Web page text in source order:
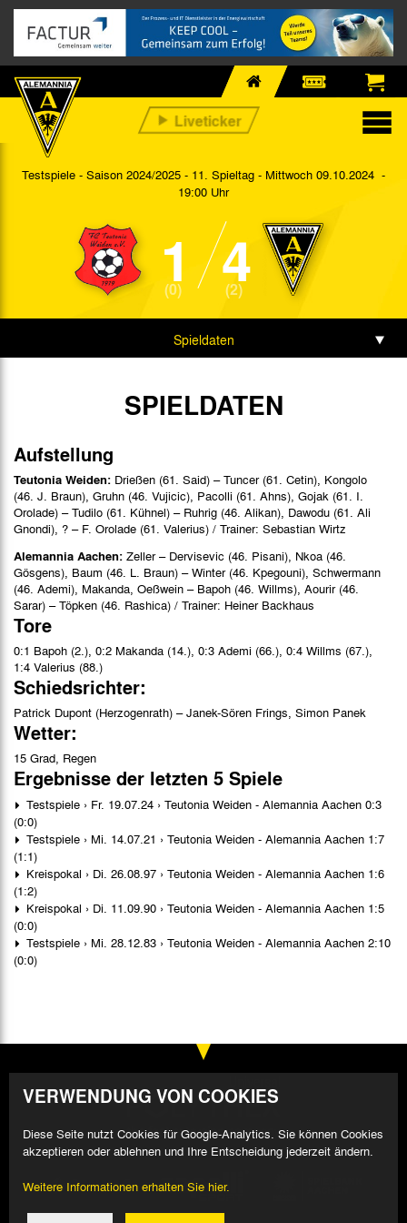
Testspiele - Saison 2024/2025 - 11. Spieltag - Mittwoch 09.10.2024 -
19:00 Uhr
1
(0) 4
(2)
Spieldaten
SPIELDATEN
Aufstellung
Teutonia Weiden: Drießen (61. Said) – Tuncer (61. Cetin), Kongolo
(46. J. Braun), Gruhn (46. Vujicic), Pacolli (61. Ahns), Gojak (61. I.
Orolade) – Tudilo (61. Kühnel) – Ruhrig (46. Alikan), Dawodu (61. Ali
Gnondi), ? – F. Orolade (61. Valerius) / Trainer: Sebastian Wirtz
Alemannia Aachen: Zeller – Dervisevic (46. Pisani), Nkoa (46.
Gösgens), Baum (46. L. Braun) – Winter (46. Kpegouni), Schwermann
(46. Ademi), Makanda, Oeßwein – Bapoh (46. Willms), Aourir (46.
Sarar) – Töpken (46. Rashica) / Trainer: Heiner Backhaus
Tore
0:1 Bapoh (2.), 0:2 Makanda (14.), 0:3 Ademi (66.), 0:4 Willms (67.),
1:4 Valerius (88.)
Schiedsrichter:
Patrick Dupont (Herzogenrath) – Janek-Sören Frings, Simon Panek
Wetter:
15 Grad, Regen
Ergebnisse der letzten 5 Spiele
Testspiele › Fr. 19.07.24 › Teutonia Weiden - Alemannia Aachen 0:3
(0:0)
Testspiele › Mi. 14.07.21 › Teutonia Weiden - Alemannia Aachen 1:7
(1:1)
Kreispokal › Di. 26.08.97 › Teutonia Weiden - Alemannia Aachen 1:6
(1:2)
Kreispokal › Di. 11.09.90 › Teutonia Weiden - Alemannia Aachen 1:5
(0:0)
Testspiele › Mi. 28.12.83 › Teutonia Weiden - Alemannia Aachen 2:10
(0:0)
VERWENDUNG VON COOKIES
Diese Seite nutzt Cookies für Google-Analytics. Sie können Cookies
akzeptieren oder ablehnen und Ihre Entscheidung jederzeit ändern.
Weitere Informationen erhalten Sie hier.